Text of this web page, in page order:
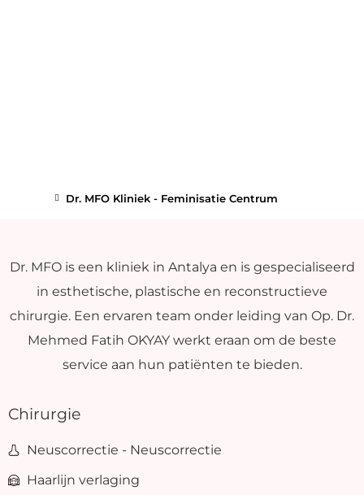
Dr. MFO Kliniek - Feminisatie Centrum
Dr. MFO is een kliniek in Antalya en is gespecialiseerd
in esthetische, plastische en reconstructieve
chirurgie. Een ervaren team onder leiding van Op. Dr.
Mehmed Fatih OKYAY werkt eraan om de beste
service aan hun patiënten te bieden.
Chirurgie
Neuscorrectie - Neuscorrectie
Haarlijn verlaging